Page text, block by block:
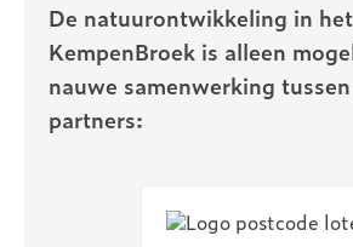
De natuurontwikkeling in het
KempenBroek is alleen
nauwe samenwerking
partners: